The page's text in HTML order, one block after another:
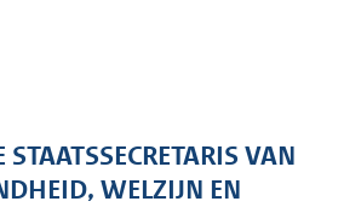
e
:
STAATSSECRETARIS VAN
WELZIJN EN